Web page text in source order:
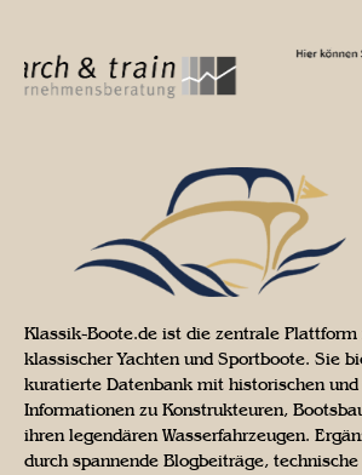
Klassik-Boote.de ist die zentrale Plattform
klassischer Yachten und Sportboote. Sie
kuratierte Datenbank mit historischen und
Informationen zu Konstrukteuren,
ihren legendären Wasserfahrzeugen.
durch spannende Blogbeiträge,